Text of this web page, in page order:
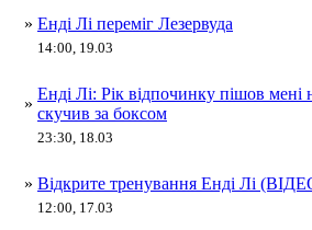
» Енді Лі переміг Лезервуда
14:00, 19.03
»
Енді Лі: Рік відпочинку пішов мені
скучив за боксом
23:30, 18.03
» Відкрите тренування Енді Лі
12:00, 17.03